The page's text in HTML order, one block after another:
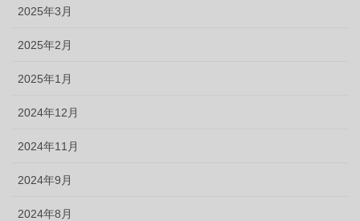
2025年3月
2025年2月
2025年1月
2024年12月
2024年11月
2024年9月
2024年8月